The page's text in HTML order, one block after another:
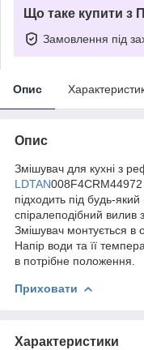
Що таке купити з
Замовлення під
Опис
Опис
Змішувач для кухні з
LDTAN008F4CRM44972
підходить під будь-
спіралеподібний
Змішувач монтується в
Напір води та її
в потрібне положення.
Приховати
Характеристики